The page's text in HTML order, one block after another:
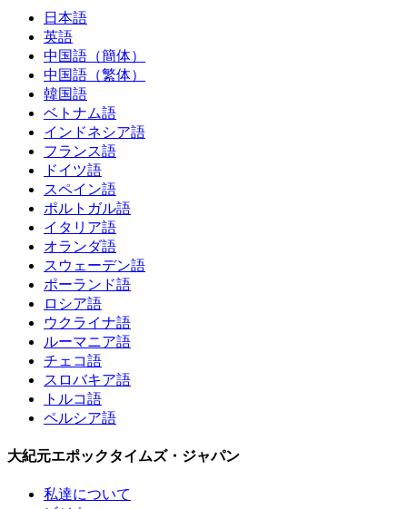
日本語
英語
中国語（簡体）
中国語（繁体）
韓国語
ベトナム語
インドネシア語
フランス語
ドイツ語
スペイン語
ポルトガル語
イタリア語
オランダ語
スウェーデン語
ポーランド語
ロシア語
ウクライナ語
ルーマニア語
チェコ語
スロバキア語
トルコ語
ペルシア語
大紀元エポックタイムズ・ジャパン
私達について